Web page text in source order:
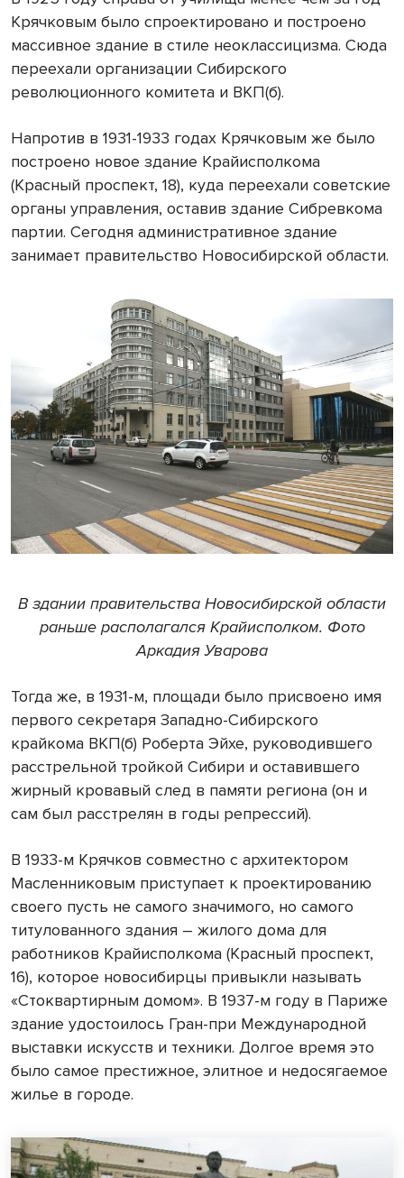
Крячковым было спроектировано и построено
массивное здание в стиле неоклассицизма. Сюда
переехали организации Сибирского
революционного комитета и ВКП(б).
Напротив в 1931-1933 годах Крячковым же было
построено новое здание Крайисполкома
(Красный проспект, 18), куда переехали советские
органы управления, оставив здание Сибревкома
партии. Сегодня административное здание
занимает правительство Новосибирской области.
В здании правительства Новосибирской области
раньше располагался Крайисполком. Фото
Аркадия Уварова
Тогда же, в 1931-м, площади было присвоено имя
первого секретаря Западно-Сибирского
крайкома ВКП(б) Роберта Эйхе, руководившего
расстрельной тройкой Сибири и оставившего
жирный кровавый след в памяти региона (он и
сам был расстрелян в годы репрессий).
В 1933-м Крячков совместно с архитектором
Масленниковым приступает к проектированию
своего пусть не самого значимого, но самого
титулованного здания – жилого дома для
работников Крайисполкома (Красный проспект,
16), которое новосибирцы привыкли называть
«Стоквартирным домом». В 1937-м году в Париже
здание удостоилось Гран-при Международной
выставки искусств и техники. Долгое время это
было самое престижное, элитное и недосягаемое
жилье в городе.